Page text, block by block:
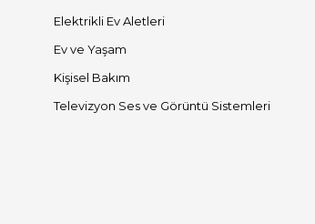
Elektrikli Ev Aletleri
Ev ve Yaşam
Kişisel Bakım
Televizyon Ses ve Görüntü Sistemleri